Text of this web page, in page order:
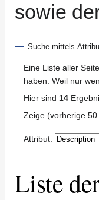
sowie
Suche mittels
Eine Liste aller
haben. Weil nur
Hier sind 14
Attribut:
Liste